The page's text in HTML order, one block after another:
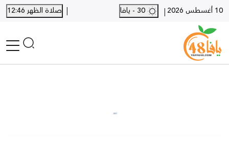
10 أغسطس 2026 |
| صلاة الظهر 12:46